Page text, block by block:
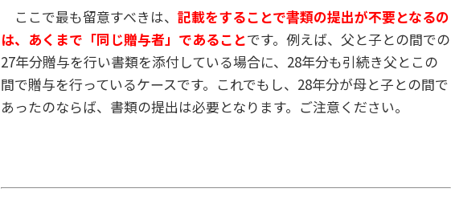
ここで最も留意すべきは、 記載をすることで書類の提出が不要となるの
は、あくまで「同じ贈与者」であることです。例えば、父と子との間での
27年分贈与を行い書類を添付している場合に、28年分も引続き父とこの
間で贈与を行っているケースです。これでもし、28年分が母と子との間で
あったのならば、書類の提出は必要となります。ご注意ください。